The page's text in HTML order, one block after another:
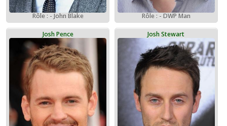
Rôle : - John Blake Rôle : - DWP Man
Josh Pence Josh Stewart